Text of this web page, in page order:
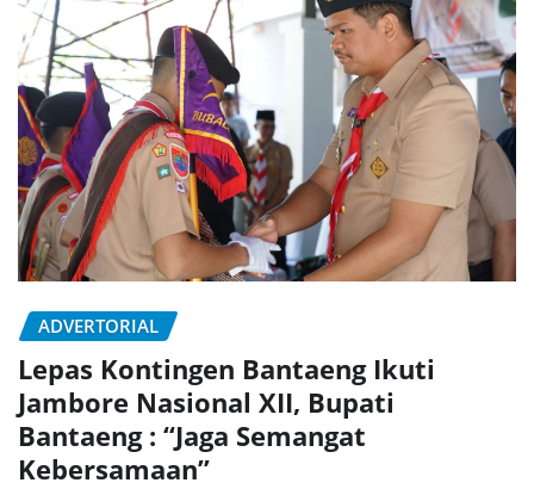
ADVERTORIAL
Lepas Kontingen Bantaeng Ikuti
Jambore Nasional XII, Bupati
Bantaeng : “Jaga Semangat
Kebersamaan”